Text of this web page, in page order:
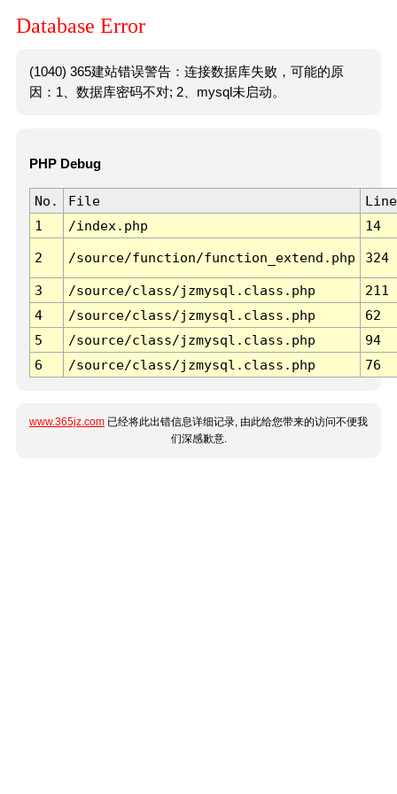
Database Error
(1040) 365建站错误警告：连接数据库失败，可能的原
因：1、数据库密码不对; 2、mysql未启动。
PHP Debug
No. File
Line
1
/index.php 14
2 /source/function/function_extend.php 324
3 /source/class/jzmysql.class.php
211
4
/source/class/jzmysql.class.php
62
5
/source/class/jzmysql.class.php
94
6
/source/class/jzmysql.class.php 76
www.365jz.com 已经将此出错信息详细记录, 由此给您带来的访问不便我
们深感歉意.